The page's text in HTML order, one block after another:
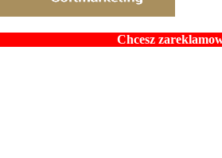
Chcesz zareklamować się